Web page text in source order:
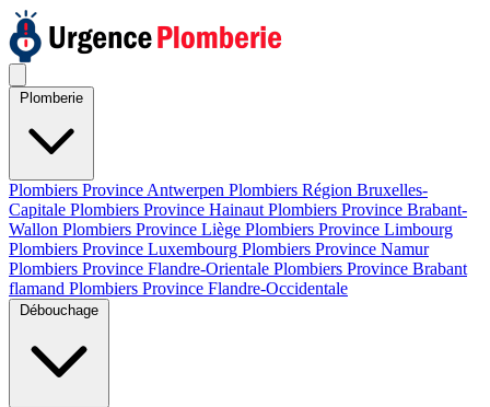
Plombiers Province Antwerpen Plombiers Région Bruxelles-
Capitale Plombiers Province Hainaut Plombiers Province Brabant-
Wallon Plombiers Province Liège Plombiers Province Limbourg
Plombiers Province Luxembourg Plombiers Province Namur
Plombiers Province Flandre-Orientale Plombiers Province Brabant
flamand Plombiers Province Flandre-Occidentale